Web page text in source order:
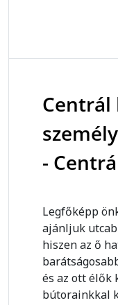
Centrál
-
Legfőképp
ajánljuk
hiszen az ő
és az ott élők
bútorainkkal